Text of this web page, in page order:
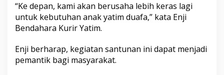
“Ke depan, kami akan berusaha lebih keras lagi
untuk kebutuhan anak yatim duafa,” kata Enji
Bendahara Kurir Yatim.
Enji berharap, kegiatan santunan ini dapat menjadi
pemantik bagi masyarakat.